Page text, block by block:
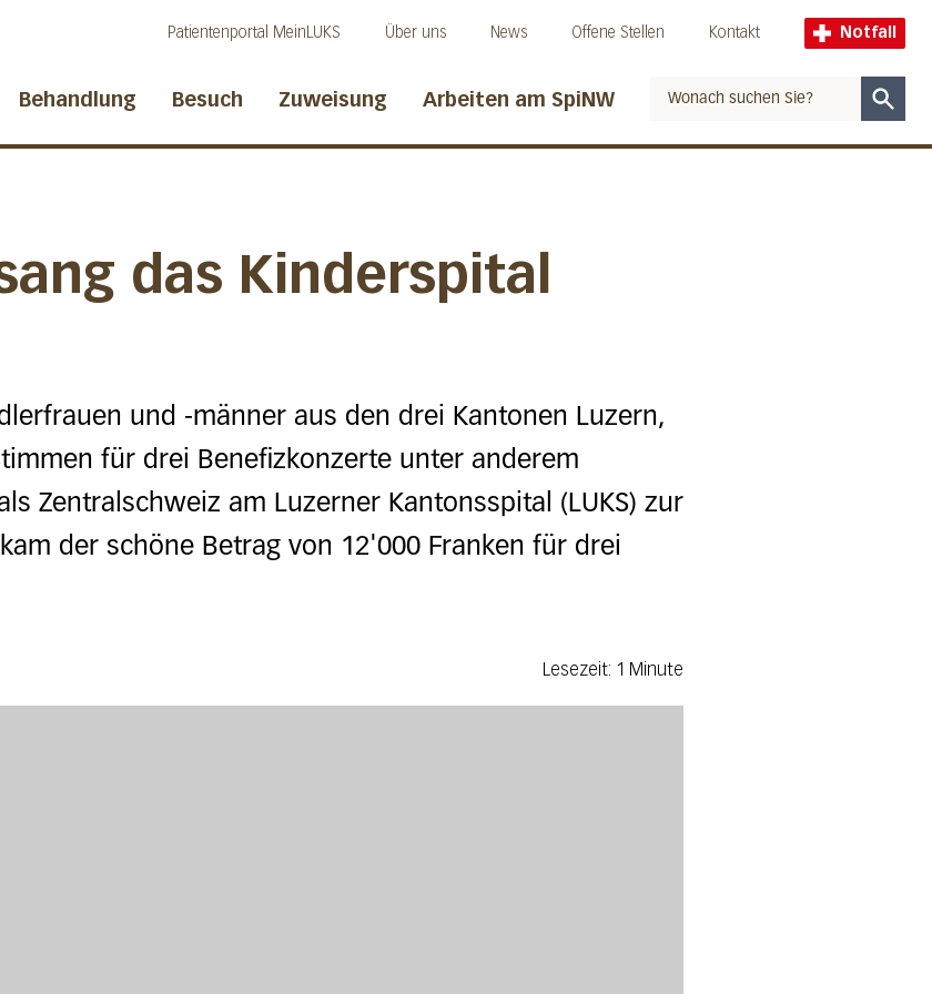
Patientenportal MeinLUKS Über uns News Offene Stellen Kontakt Notfall
Behandlung Besuch Zuweisung Arbeiten am SpiNW
das Kinderspital
und -männer aus den drei Kantonen Luzern,
für drei Benefizkonzerte unter anderem
Zentralschweiz am Luzerner Kantonsspital (LUKS) zur
der schöne Betrag von 12'000 Franken für drei
Lesezeit: 1 Minute